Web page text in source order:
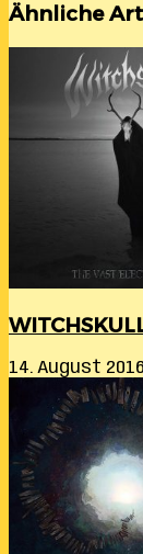
Ähnliche
14. August 2016